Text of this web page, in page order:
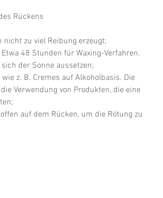
Rückens
zu viel Reibung erzeugt;
48 Stunden für Waxing-Verfahren.
der Sonne aussetzen;
z. B. Cremes auf Alkoholbasis. Die
Verwendung von Produkten, die eine
auf dem Rücken, um die Rötung zu